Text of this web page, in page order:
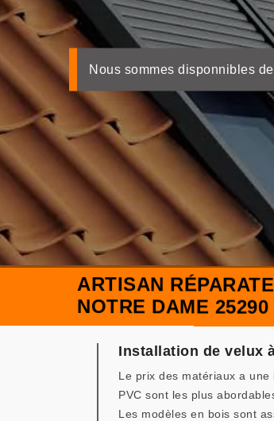
Nous sommes disponnibles
ARTISAN
NOTRE DAME 25290
Installation de velux
Le prix des matériaux a
PVC sont les plus
Les modèles en bois sont